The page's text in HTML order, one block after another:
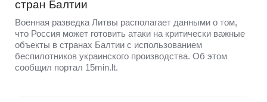
стран Балтии
Военная разведка Литвы располагает данными о том,
что Россия может готовить атаки на критически важные
объекты в странах Балтии с использованием
беспилотников украинского производства. Об этом
сообщил портал 15min.lt.